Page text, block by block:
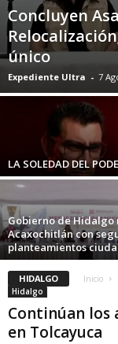
Concluyen
único
Expediente Ultra - 7
LA SOLEDAD DEL
Gobierno de Hidalgo
Acaxochitlán con
planteamientos
HIDALGO Inicio
Hidalgo
Continúan los
en Tolcayuca